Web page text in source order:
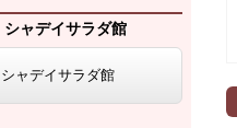
シャデイサラダ館
シャデイサラダ館